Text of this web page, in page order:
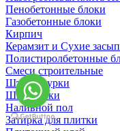
Пенобетонные блоки
Газобетонные блоки
Кирпич
Керамзит и Сухие
Полистиролбетонные
Смеси строительные
Штукартурки
Шпаклевки
Наливной пол
Затирка для плитки